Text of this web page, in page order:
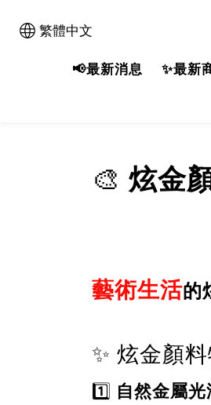
繁體中文
📢最新消息 ✨最新
🎨 炫金
藝術生活的
✨ 炫金顏
1️⃣ 自然金屬光